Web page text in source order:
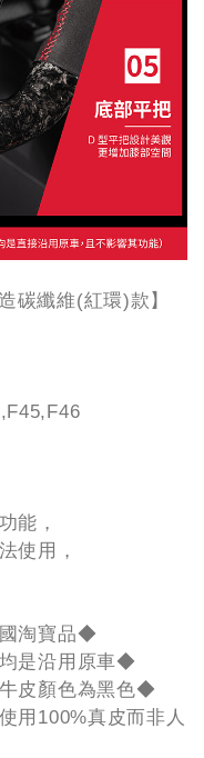
碳纖維(紅環)款】
能，
使用，
淘寶品◆
是沿用原車◆
皮顏色為黑色◆
用100%真皮而非人